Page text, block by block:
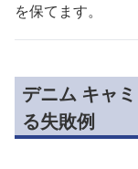
を保てます。
デニム キャ
る失敗例